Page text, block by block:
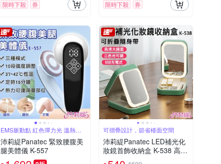
限時下殺 券 限時下殺 券
EMS脈動點 紅色彈力光 溫熱放
沛莉緹Panatec 緊致腰腹美
腿美體儀 K-557
可摺疊設計，節省檯面空間
沛莉緹Panatec LED補光化
妝鏡首飾收納盒 K-538 高清
美妝鏡 觸控式補妝鏡 梳妝